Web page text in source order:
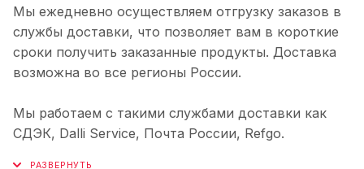
Мы ежедневно осуществляем отгрузку заказов в
службы доставки, что позволяет вам в короткие
сроки получить заказанные продукты. Доставка
возможна во все регионы России.
Мы работаем с такими службами доставки как
СДЭК, Dalli Service, Почта России, Refgo.